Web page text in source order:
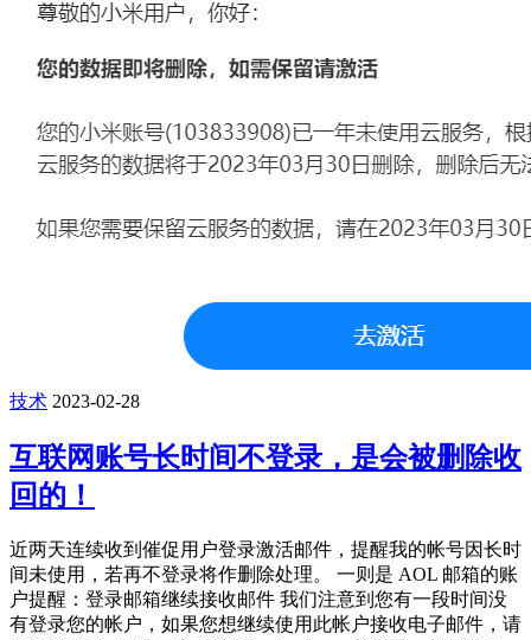
技术 2023-02-28
互联网账号长时间不登录，是会被删除收
回的！
近两天连续收到催促用户登录激活邮件，提醒我的帐号因长时
间未使用，若再不登录将作删除处理。 一则是 AOL 邮箱的账
户提醒：登录邮箱继续接收邮件 我们注意到您有一段时间没
有登录您的帐户，如果您想继续使用此帐户接收电子邮件，请